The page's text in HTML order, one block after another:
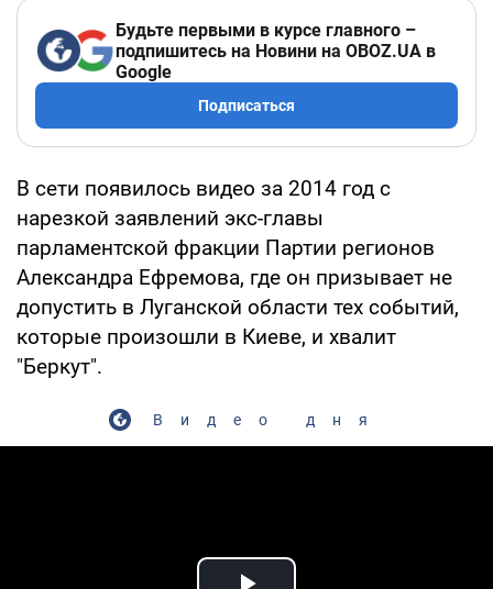
Будьте первыми в курсе главного –
подпишитесь на Новини на OBOZ.UA в
Google
Подписаться
В сети появилось видео за 2014 год с
нарезкой заявлений экс-главы
парламентской фракции Партии регионов
Александра Ефремова, где он призывает не
допустить в Луганской области тех событий,
которые произошли в Киеве, и хвалит
"Беркут".
Видео дня